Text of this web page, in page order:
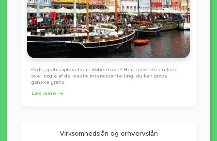
Gode, gratis oplevelser i København? Her finder du en liste
over nogle af de meste interessante ting, du kan prøve
ganske gratis.
Læs mere
Virksomhedslån og erhvervslån